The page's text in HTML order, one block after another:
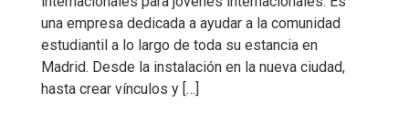
una empresa dedicada a ayudar a la comunidad
estudiantil a lo largo de toda su estancia en
Madrid. Desde la instalación en la nueva ciudad,
hasta crear vínculos y […]